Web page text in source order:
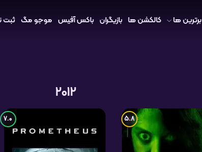
برترین ها کالکشن ها بازیگران باکس آفیس موجو مگ ثبت
2012
5.8
7.0